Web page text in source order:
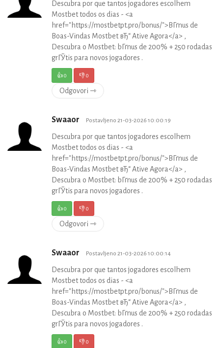
Descubra por que tantos jogadores escolhem
Mostbet todos os dias - <a
href="https://mostbetpt.pro/bonus/">BГґnus de
Boas-Vindas Mostbet вЂ“ Ative Agora</a> ,
Descubra o Mostbet: bГґnus de 200% + 250 rodadas
grГЎtis para novos jogadores .
👍0 👎0
Odgovori ⇾
Swaaor Postavljeno 21-03-2026 10:00:19
Descubra por que tantos jogadores escolhem
Mostbet todos os dias - <a
href="https://mostbetpt.pro/bonus/">BГґnus de
Boas-Vindas Mostbet вЂ“ Ative Agora</a> ,
Descubra o Mostbet: bГґnus de 200% + 250 rodadas
grГЎtis para novos jogadores .
👍0 👎0
Odgovori ⇾
Swaaor Postavljeno 21-03-2026 10:00:14
Descubra por que tantos jogadores escolhem
Mostbet todos os dias - <a
href="https://mostbetpt.pro/bonus/">BГґnus de
Boas-Vindas Mostbet вЂ“ Ative Agora</a> ,
Descubra o Mostbet: bГґnus de 200% + 250 rodadas
grГЎtis para novos jogadores .
👍0 👎0